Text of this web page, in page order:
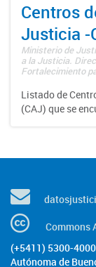
Centros
Justicia -
Ministerio de
a la Justicia.
Fortalecimiento
Listado de
(CAJ) que se
Commons
(+5411) 5300-
Autónoma de